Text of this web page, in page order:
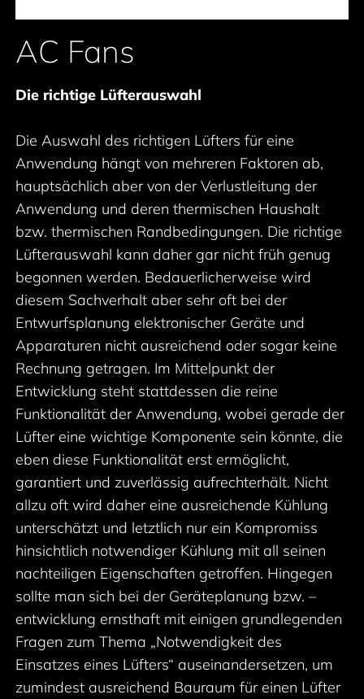
AC Fans
Die richtige Lüfterauswahl
Die Auswahl des richtigen Lüfters für eine
Anwendung hängt von mehreren Faktoren ab,
hauptsächlich aber von der Verlustleitung der
Anwendung und deren thermischen Haushalt
bzw. thermischen Randbedingungen. Die richtige
Lüfterauswahl kann daher gar nicht früh genug
begonnen werden. Bedauerlicherweise wird
diesem Sachverhalt aber sehr oft bei der
Entwurfsplanung elektronischer Geräte und
Apparaturen nicht ausreichend oder sogar keine
Rechnung getragen. Im Mittelpunkt der
Entwicklung steht stattdessen die reine
Funktionalität der Anwendung, wobei gerade der
Lüfter eine wichtige Komponente sein könnte, die
eben diese Funktionalität erst ermöglicht,
garantiert und zuverlässig aufrechterhält. Nicht
allzu oft wird daher eine ausreichende Kühlung
unterschätzt und letztlich nur ein Kompromiss
hinsichtlich notwendiger Kühlung mit all seinen
nachteiligen Eigenschaften getroffen. Hingegen
sollte man sich bei der Geräteplanung bzw. –
entwicklung ernsthaft mit einigen grundlegenden
Fragen zum Thema „Notwendigkeit des
Einsatzes eines Lüfters“ auseinandersetzen, um
zumindest ausreichend Bauraum für einen Lüfter